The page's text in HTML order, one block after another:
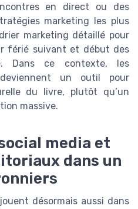
en direct ou des
marketing les plus
marketing détaillé pour
férié suivant et début des
Dans ce contexte, les
un outil pour
du livre, plutôt qu’un
massive.
media et
dans un
désormais aussi dans